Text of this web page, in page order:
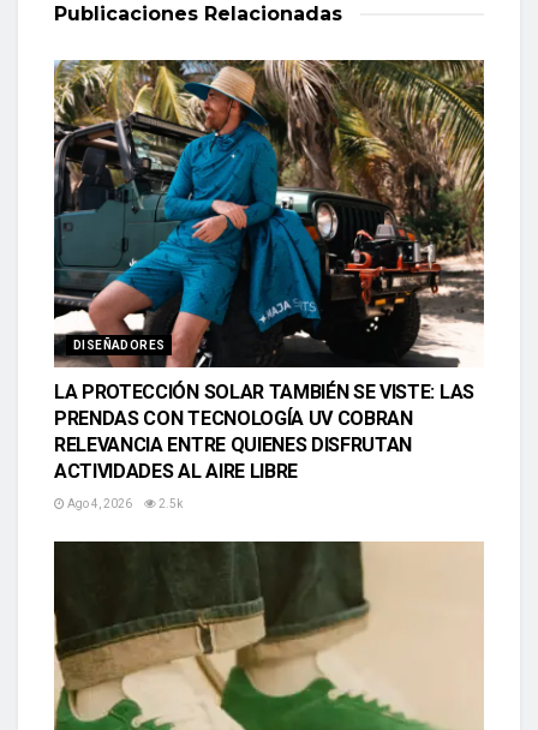
Publicaciones Relacionadas
DISEÑADORES
LA PROTECCIÓN SOLAR TAMBIÉN SE VISTE: LAS
PRENDAS CON TECNOLOGÍA UV COBRAN
RELEVANCIA ENTRE QUIENES DISFRUTAN
ACTIVIDADES AL AIRE LIBRE
Ago 4, 2026 2.5k